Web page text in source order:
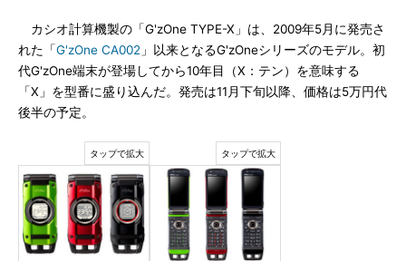
カシオ計算機製の「G'zOne TYPE-X」は、2009年5月に発売さ
れた「G'zOne CA002 」以来となるG'zOneシリーズのモデル。初
代G'zOne端末が登場してから10年目（X：テン）を意味する
「X」を型番に盛り込んだ。発売は11月下旬以降、価格は5万円代
後半の予定。